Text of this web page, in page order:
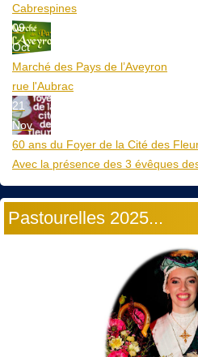
Cabrespines
09
Oct
Marché des Pays de l’Aveyron
rue l'Aubrac
21
Nov
60 ans du Foyer de la Cité des
Avec la présence des 3 évêques
Pastourelles 2025...